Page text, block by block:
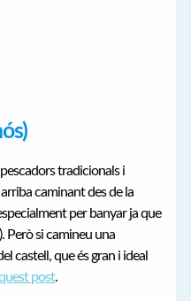
tradicionals i
caminant des de la
per banyar ja que
Però si camineu una
castell, que és gran i ideal
post.